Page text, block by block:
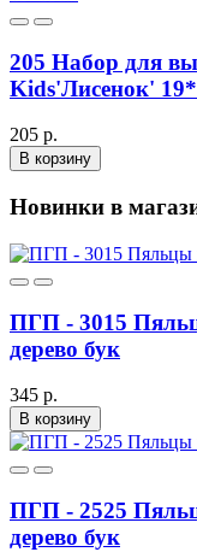
205 Набор для
Kids'Лисенок'
205 р.
В корзину
Новинки в
ПГП - 3015
дерево бук
345 р.
В корзину
ПГП - 2525
дерево бук